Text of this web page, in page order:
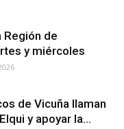
Región de
y miércoles
de Vicuña llaman
y apoyar la...